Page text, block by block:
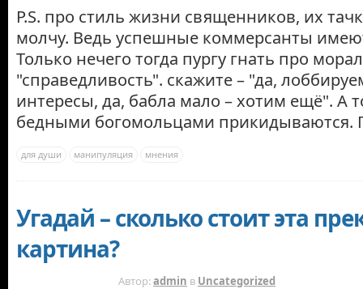
P.S. про стиль жизни священников, их
молчу. Ведь успешные коммерсанты
Только нечего тогда пургу гнать про
"справедливость". скажите – "да,
интересы, да, бабла мало – хотим ещё". А
бедными богомольцами прикидываются.
для души манипуляция мнения
Угадай – сколько стоит эта
картина?
Автор:admin в Uncategorized